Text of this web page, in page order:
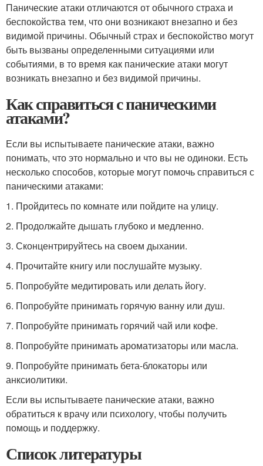
Панические атаки отличаются от обычного страха и
беспокойства тем, что они возникают внезапно и без
видимой причины. Обычный страх и беспокойство могут
быть вызваны определенными ситуациями или
событиями, в то время как панические атаки могут
возникать внезапно и без видимой причины.
Как справиться с паническими
атаками?
Если вы испытываете панические атаки, важно
понимать, что это нормально и что вы не одиноки. Есть
несколько способов, которые могут помочь справиться с
паническими атаками:
1. Пройдитесь по комнате или пойдите на улицу.
2. Продолжайте дышать глубоко и медленно.
3. Сконцентрируйтесь на своем дыхании.
4. Прочитайте книгу или послушайте музыку.
5. Попробуйте медитировать или делать йогу.
6. Попробуйте принимать горячую ванну или душ.
7. Попробуйте принимать горячий чай или кофе.
8. Попробуйте принимать ароматизаторы или масла.
9. Попробуйте принимать бета-блокаторы или
анксиолитики.
Если вы испытываете панические атаки, важно
обратиться к врачу или психологу, чтобы получить
помощь и поддержку.
Список литературы